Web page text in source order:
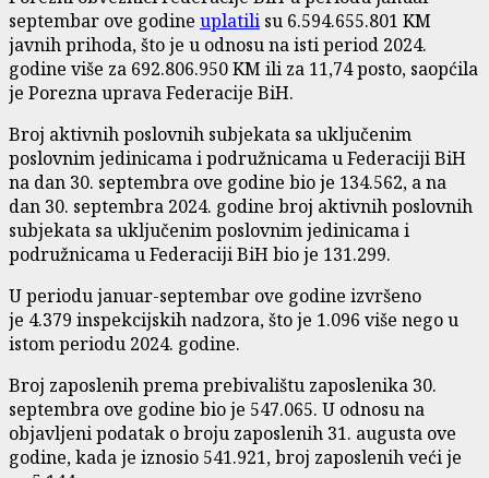
septembar ove godine uplatili su 6.594.655.801 KM
javnih prihoda, što je u odnosu na isti period 2024.
godine više za 692.806.950 KM ili za 11,74 posto, saopćila
je Porezna uprava Federacije BiH.
Broj aktivnih poslovnih subjekata sa uključenim
poslovnim jedinicama i podružnicama u Federaciji BiH
na dan 30. septembra ove godine bio je 134.562, a na
dan 30. septembra 2024. godine broj aktivnih poslovnih
subjekata sa uključenim poslovnim jedinicama i
podružnicama u Federaciji BiH bio je 131.299.
U periodu januar-septembar ove godine izvršeno
je 4.379 inspekcijskih nadzora, što je 1.096 više nego u
istom periodu 2024. godine.
Broj zaposlenih prema prebivalištu zaposlenika 30.
septembra ove godine bio je 547.065. U odnosu na
objavljeni podatak o broju zaposlenih 31. augusta ove
godine, kada je iznosio 541.921, broj zaposlenih veći je